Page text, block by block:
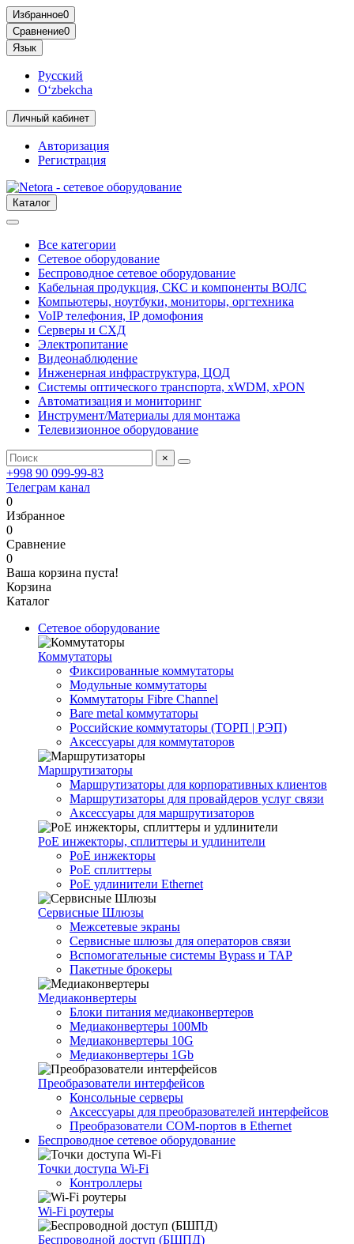
Избранное0
Сравнение0
Язык
Русский
O‘zbekcha
Личный кабинет
Авторизация
Регистрация
Каталог
Все категории
Сетевое оборудование
Беспроводное сетевое оборудование
Кабельная продукция, СКС и компоненты ВОЛС
Компьютеры, ноутбуки, мониторы, оргтехника
VoIP телефония, IP домофония
Серверы и СХД
Электропитание
Видеонаблюдение
Инженерная инфраструктура, ЦОД
Системы оптического транспорта, xWDM, xPON
Автоматизация и мониторинг
Инструмент/Материалы для монтажа
Телевизионное оборудование
×
+998 90 099-99-83
Телеграм канал
0
Избранное
0
Сравнение
0
Ваша корзина пуста!
Корзина
Каталог
Сетевое оборудование
Коммутаторы
Фиксированные коммутаторы
Модульные коммутаторы
Коммутаторы Fibre Channel
Bare metal коммутаторы
Российские коммутаторы (ТОРП | РЭП)
Аксессуары для коммутаторов
Маршрутизаторы
Маршрутизаторы для корпоративных клиентов
Маршрутизаторы для провайдеров услуг связи
Аксессуары для маршрутизаторов
PoE инжекторы, сплиттеры и удлинители
PoE инжекторы
PoE сплиттеры
PoE удлинители Ethernet
Сервисные Шлюзы
Межсетевые экраны
Сервисные шлюзы для операторов связи
Вспомогательные системы Bypass и TAP
Пакетные брокеры
Медиаконвертеры
Блоки питания медиаконвертеров
Медиаконвертеры 100Mb
Медиаконвертеры 10G
Медиаконвертеры 1Gb
Преобразователи интерфейсов
Консольные серверы
Аксессуары для преобразователей интерфейсов
Преобразователи COM-портов в Ethernet
Беспроводное сетевое оборудование
Точки доступа Wi-Fi
Контроллеры
Wi-Fi роутеры
Беспроводной доступ (БШПД)